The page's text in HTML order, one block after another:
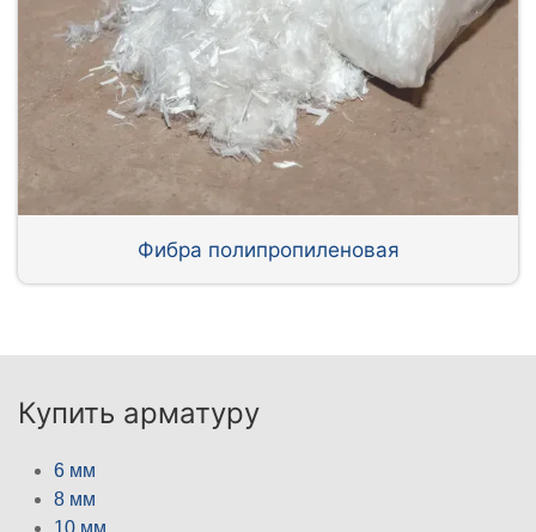
Фибра полипропиленовая
Купить арматуру
6 мм
8 мм
10 мм